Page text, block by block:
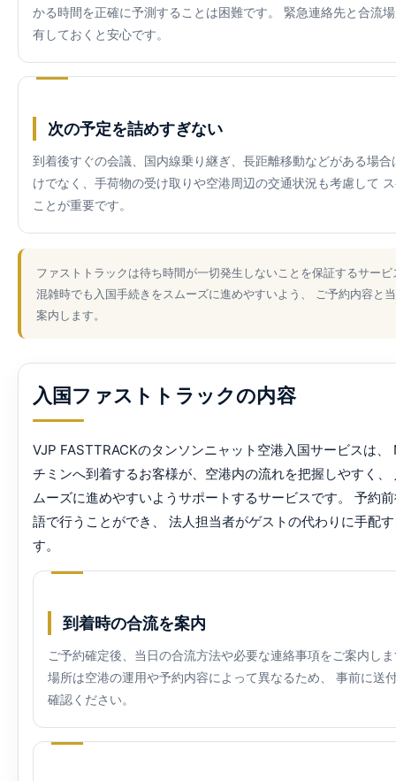
かる時間を正確に予測することは困難です。 緊急連絡先と合流
有しておくと安心です。
次の予定を詰めすぎない
到着後すぐの会議、国内線乗り継ぎ、長距離移動などがある場
けでなく、手荷物の受け取りや空港周辺の交通状況も考慮して
ことが重要です。
ファストトラックは待ち時間が一切発生しないことを保証するサー
混雑時でも入国手続きをスムーズに進めやすいよう、 ご予約内容と
案内します。
入国ファストトラックの内容
VJP FASTTRACKのタンソンニャット空港入国サービスは、
チミンへ到着するお客様が、空港内の流れを把握しやすく、
ムーズに進めやすいようサポートするサービスです。 予約
語で行うことができ、 法人担当者がゲストの代わりに手配
す。
到着時の合流を案内
ご予約確定後、当日の合流方法や必要な連絡事項をご案内し
場所は空港の運用や予約内容によって異なるため、 事前に送
確認ください。